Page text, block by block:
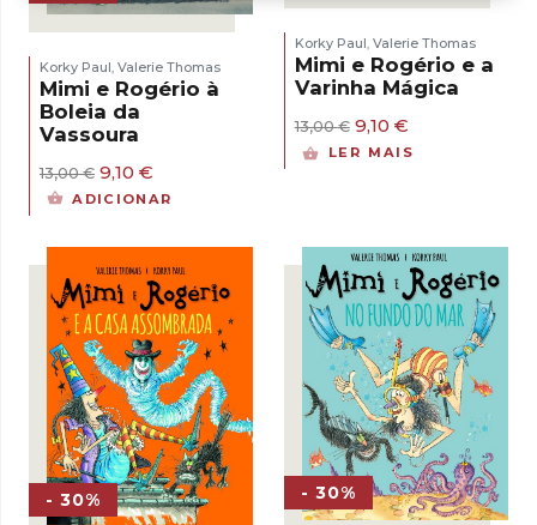
Korky Paul, Valerie Thomas
Mimi e Rogério à
Boleia da
Vassoura
13,00€ O
preço
13,00 €.
9,10 €
preço
9,10 €.
ADICIONAR
Korky Paul, Valerie Thomas
Mimi e Rogério e a
Varinha Mágica
13,00€ O
preço
9,10 €O
preço
LER MAIS
- 30% - 30%